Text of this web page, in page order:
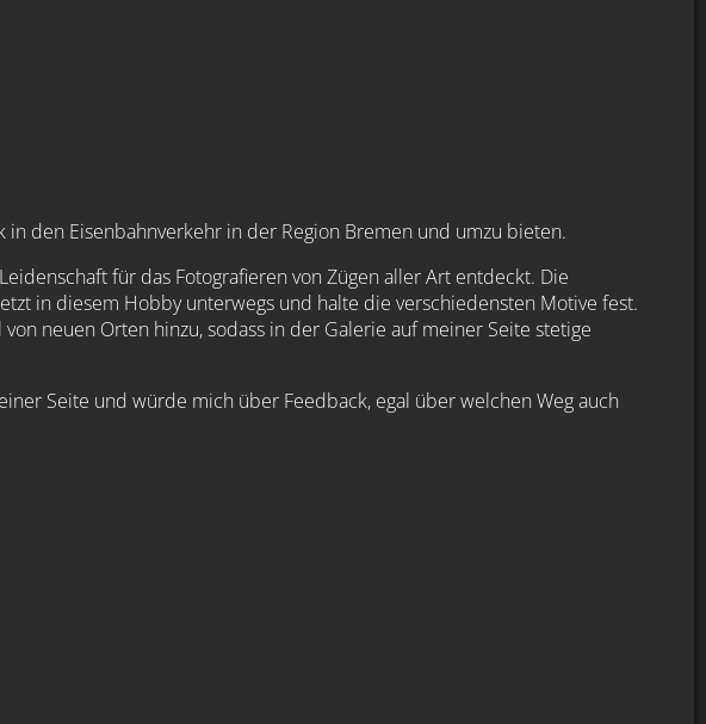
den Eisenbahnverkehr in der Region Bremen und umzu bieten.
für das Fotografieren von Zügen aller Art entdeckt. Die
in diesem Hobby unterwegs und halte die verschiedensten Motive fest.
neuen Orten hinzu, sodass in der Galerie auf meiner Seite stetige
Seite und würde mich über Feedback, egal über welchen Weg auch